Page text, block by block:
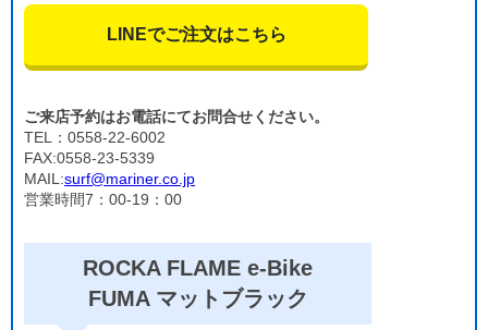
LINEでご注文はこちら
ご来店予約はお電話にてお問合せください。
TEL：0558-22-6002
FAX:0558-23-5339
MAIL:surf@mariner.co.jp
営業時間7：00-19：00
ROCKA FLAME e-Bike
FUMA マットブラック